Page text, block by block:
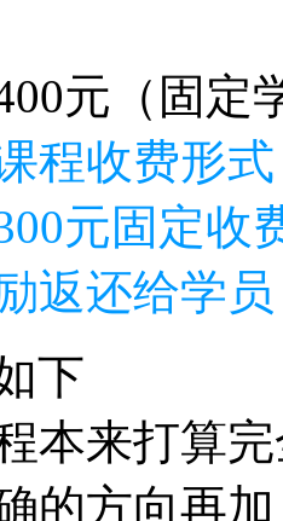
元（固定
程收费形
元固定收
返还给学
下
本来打算
的方向再